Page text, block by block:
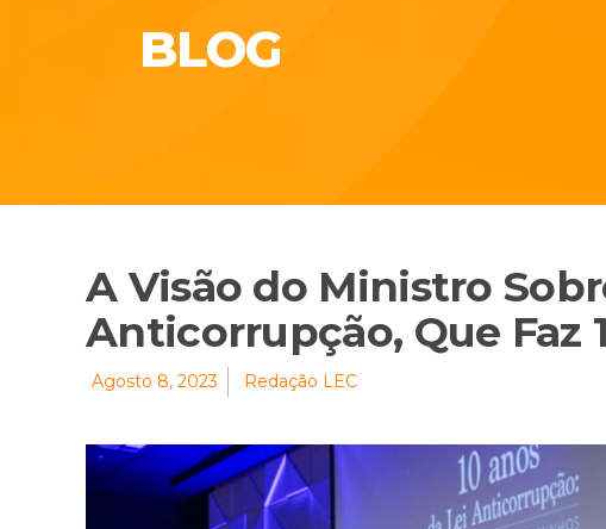
BLOG
A Visão do Ministro
Anticorrupção, Que Faz
Agosto 8, 2023 Redação LEC